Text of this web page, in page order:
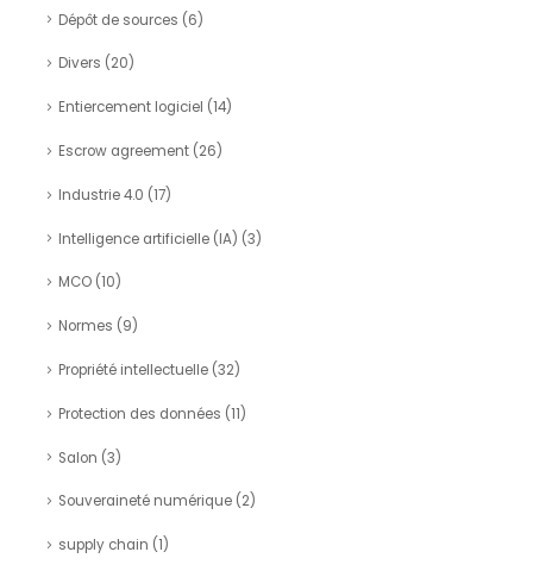
Dépôt de sources (6)
Divers (20)
Entiercement logiciel (14)
Escrow agreement(26)
Industrie 4.0 (17)
Intelligence artificielle (IA) (3)
MCO(10)
Normes (9)
Propriété intellectuelle(32)
Protection des données (11)
Salon (3)
Souveraineté numérique(2)
supply chain (1)